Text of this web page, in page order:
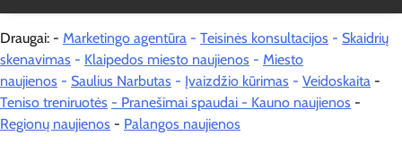
Draugai: - Marketingo agentūra - Teisinės konsultacijos - Skaidrių
skenavimas - Klaipedos miesto naujienos - Miesto
naujienos - Saulius Narbutas - Įvaizdžio kūrimas - Veidoskaita -
Teniso treniruotės - Pranešimai spaudai - Kauno naujienos -
Regionų naujienos - Palangos naujienos